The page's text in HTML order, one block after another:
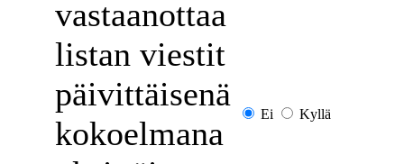
vastaanottaa
listan viestit
päivittäisenä
kokoelmana
Ei Kyllä